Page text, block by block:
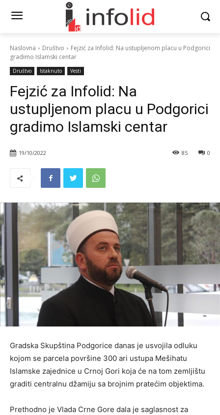
Naslovna Društvo
Fejzić za Infolid: Na ustupljenom placu u Podgorici
gradimo Islamski centar
Društvo Istaknuto Vesti
Fejzić za Infolid: Na
ustupljenom placu u Podgorici
gradimo Islamski centar
19/10/2022 0
85
Gradska Skupština Podgorice danas je usvojila odluku
kojom se parcela površine 300 ari ustupa Mešihatu
Islamske zajednice u Crnoj Gori koja će na tom zemljištu
graditi centralnu džamiju sa brojnim pratećim objektima.
Prethodno je Vlada Crne Gore dala je saglasnost za